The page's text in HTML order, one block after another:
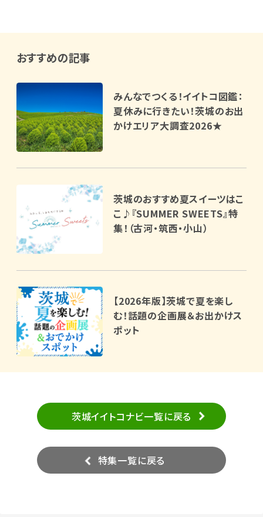
おすすめの記事
みんなでつくる！イイトコ図鑑：
夏休みに行きたい！茨城のお出
かけエリア大調査2026★
茨城のおすすめ夏スイーツはこ
こ♪『SUMMER SWEETS』特
集！（古河・筑西・小山）
【2026年版】茨城で夏を楽し
む！話題の企画展＆お出かけス
ポット
茨城イイトコナビ一覧に戻る
特集一覧に戻る